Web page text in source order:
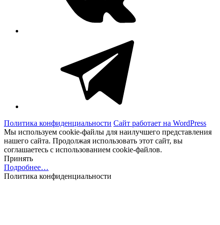
Политика конфиденциальности Сайт работает на WordPress
Мы используем cookie-файлы для наилучшего представления
нашего сайта. Продолжая использовать этот сайт, вы
соглашаетесь с использованием cookie-файлов.
Принять
Подробнее…
Политика конфиденциальности